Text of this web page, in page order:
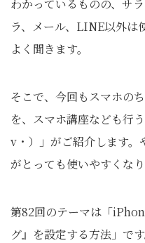
わかっているものの、サ
ラ、メール、LINE以外は
よく聞きます。
そこで、今回もスマホの
を、スマホ講座なども行
v・）」がご紹介します。
がとっても使いやすくな
第82回のテーマは「
グ』を設定する方法」です